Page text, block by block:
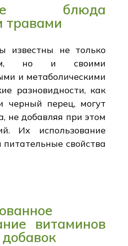
блюда
травами
известны не только
но и своими
и метаболическими
разновидности, как
черный перец, могут
не добавляя при этом
Их использование
свойства
витаминов